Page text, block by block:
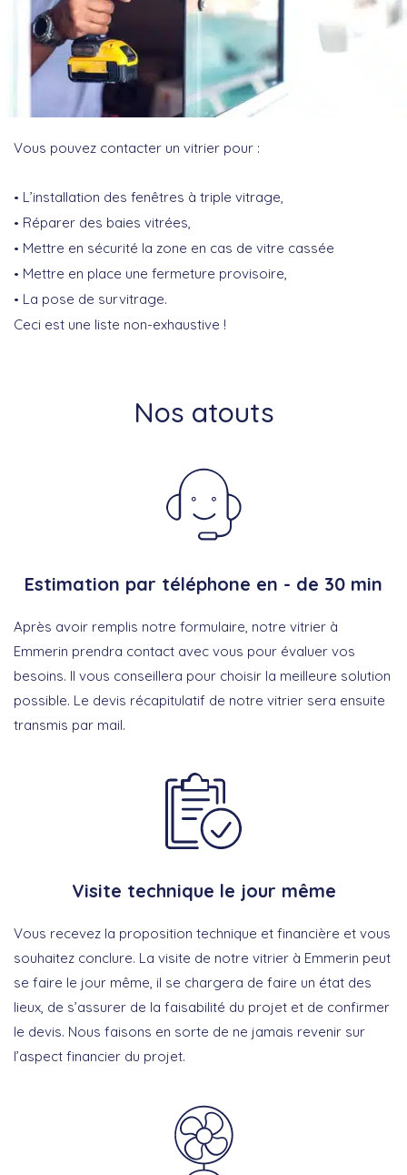
Vous pouvez contacter un vitrier pour :
L’installation des fenêtres à triple vitrage,
Réparer des baies vitrées,
Mettre en sécurité la zone en cas de vitre cassée
Mettre en place une fermeture provisoire,
La pose de survitrage.
Ceci est une liste non-exhaustive !
Nos atouts
Estimation par téléphone en - de 30 min
Après avoir remplis notre formulaire, notre vitrier à
Emmerin prendra contact avec vous pour évaluer vos
besoins. Il vous conseillera pour choisir la meilleure solution
possible. Le devis récapitulatif de notre vitrier sera ensuite
transmis par mail.
Visite technique le jour même
Vous recevez la proposition technique et financière et vous
souhaitez conclure. La visite de notre vitrier à Emmerin peut
se faire le jour même, il se chargera de faire un état des
lieux, de s’assurer de la faisabilité du projet et de confirmer
le devis. Nous faisons en sorte de ne jamais revenir sur
l’aspect financier du projet.